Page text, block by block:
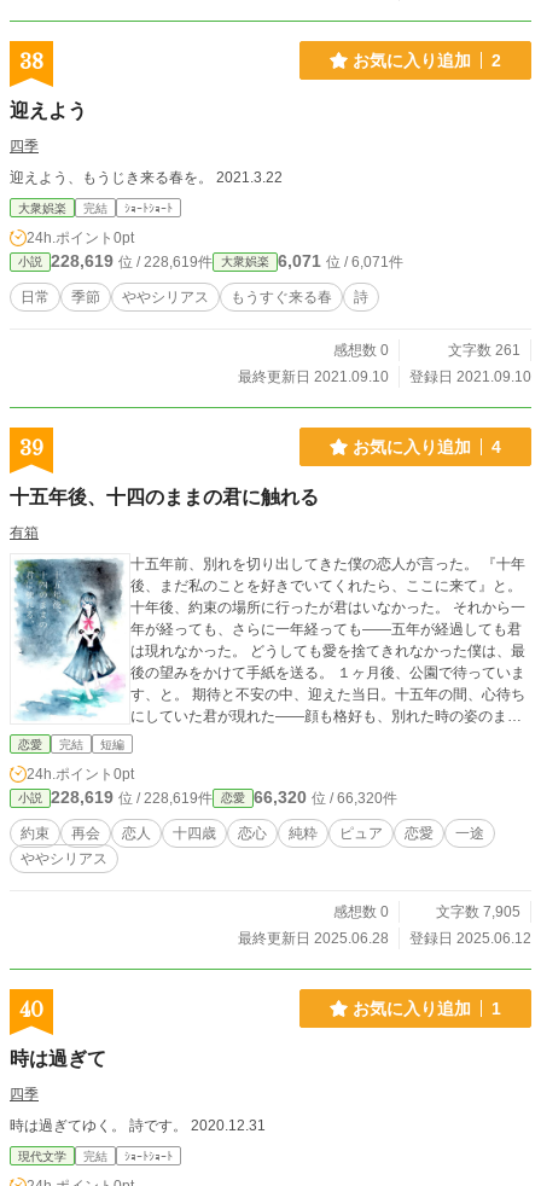
38 お気に入り追加 2
迎えよう
四季
迎えよう、もうじき来る春を。 2021.3.22
大衆娯楽 完結 ｼｮｰﾄｼｮｰﾄ
24h.ポイント 0pt
小説 228,619 位 / 228,619件 大衆娯楽 6,071 位 / 6,071件
日常 季節 ややシリアス もうすぐ来る春 詩
感想数 0
文字数 261
最終更新日 2021.09.10
登録日 2021.09.10
39 お気に入り追加 4
十五年後、十四のままの君に触れる
有箱
十五年前、別れを切り出してきた僕の恋人が言った。 『十年
後、まだ私のことを好きでいてくれたら、ここに来て』と。
十年後、約束の場所に行ったが君はいなかった。 それから一
年が経っても、さらに一年経っても――五年が経過しても君
は現れなかった。 どうしても愛を捨てきれなかった僕は、最
後の望みをかけて手紙を送る。 １ヶ月後、公園で待っていま
す、と。 期待と不安の中、迎えた当日。十五年の間、心待ち
にしていた君が現れた――顔も格好も、別れた時の姿のまま
で。
恋愛 完結 短編
24h.ポイント 0pt
小説 228,619 位 / 228,619件 恋愛 66,320 位 / 66,320件
約束 再会 恋人 十四歳 恋心 純粋 ピュア 恋愛
一途
ややシリアス
感想数 0
文字数 7,905
最終更新日 2025.06.28
登録日 2025.06.12
40 お気に入り追加 1
時は過ぎて
四季
時は過ぎてゆく。 詩です。 2020.12.31
現代文学 完結 ｼｮｰﾄｼｮｰﾄ